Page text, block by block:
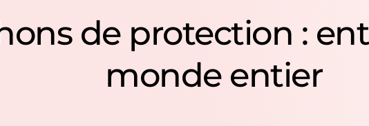
de protection :
monde entier